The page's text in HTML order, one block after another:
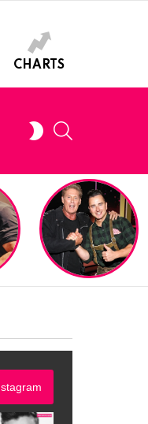
CHARTS
SWITCH
SKIN